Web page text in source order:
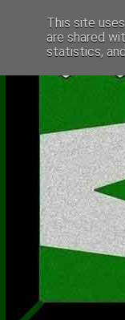
This site
are shared
statistics,